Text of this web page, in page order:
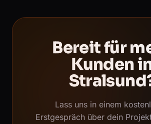
Bereit für
Kunden
Lass uns in einem
Erstgespräch über dein